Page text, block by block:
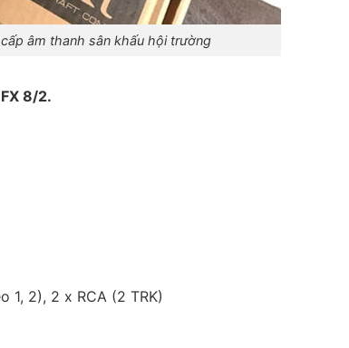
âm thanh sân khấu hội trường
8/2.
1, 2), 2 x RCA (2 TRK)